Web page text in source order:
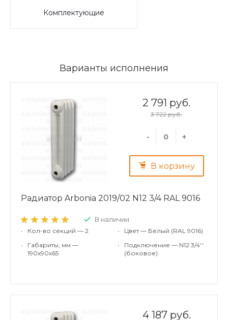
Комплектующие
Варианты исполнения
2 791 руб.
3 722 руб.
- +
В корзину
Радиатор Arbonia 2019/02 N12 3/4 RAL 9016
В наличии
•
Кол-во секций — 2
•
Габариты, мм —
190x90x65
•
Цвет — Белый (RAL 9016)
•
Подключение — N12 3/4''
(боковое)
4 187 руб.